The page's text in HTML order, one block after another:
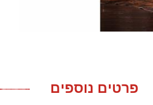
פרטים נוספים